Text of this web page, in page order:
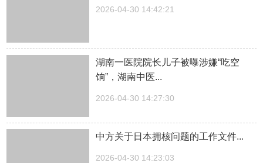
2026-04-30 14:42:21
湖南一医院院长儿子被曝涉嫌“吃空
饷”，湖南中医...
2026-04-30 14:27:30
中方关于日本拥核问题的工作文件...
2026-04-30 14:23:03